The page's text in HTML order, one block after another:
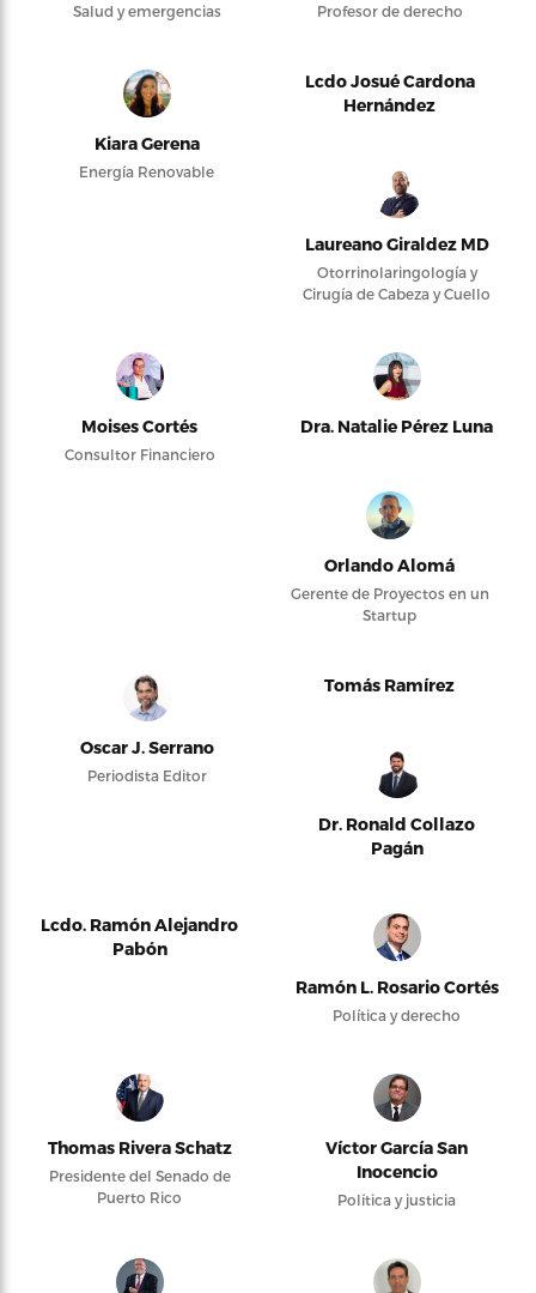
Salud y emergencias Profesor de derecho
Kiara Gerena
Energía Renovable
Lcdo Josué Cardona
Hernández
Laureano Giraldez MD
Otorrinolaringología y
Cirugía de Cabeza y Cuello
Moises Cortés
Consultor Financiero
Dra. Natalie Pérez Luna
Orlando Alomá
Gerente de Proyectos en un
Startup
Oscar J. Serrano
Periodista Editor
Tomás Ramírez
Dr. Ronald Collazo
Pagán
Lcdo. Ramón Alejandro
Pabón
Ramón L. Rosario Cortés
Política y derecho
Thomas Rivera Schatz
Presidente del Senado de
Puerto Rico
Víctor García San
Inocencio
Política y justicia